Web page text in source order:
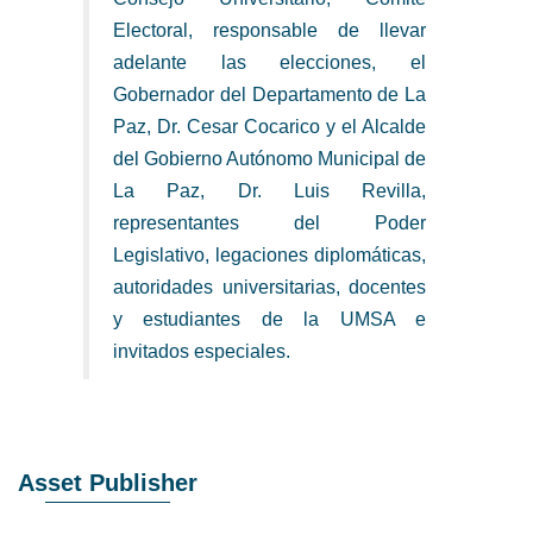
Electoral, responsable de llevar
adelante las elecciones, el
Gobernador del Departamento de La
Paz, Dr. Cesar Cocarico y el Alcalde
del Gobierno Autónomo Municipal de
La Paz, Dr. Luis Revilla,
representantes del Poder
Legislativo, legaciones diplomáticas,
autoridades universitarias, docentes
y estudiantes de la UMSA e
invitados especiales.
Asset Publisher